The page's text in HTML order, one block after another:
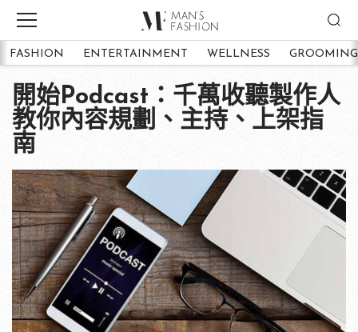
FASHION ENTERTAINMENT WELLNESS GROOMING
開始Podcast：千萬收聽製作人
教你內容規劃、主持、上架指
南